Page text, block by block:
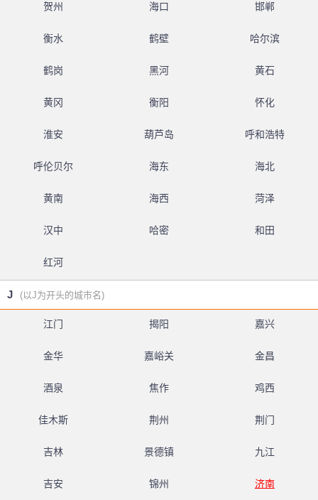
贺州 海口 邯郸
衡水 鹤壁 哈尔滨
鹤岗 黑河 黄石
黄冈 衡阳 怀化
淮安 葫芦岛 呼和浩特
呼伦贝尔 海东 海北
黄南 海西 菏泽
汉中 哈密 和田
红河
J (以J为开头的城市名)
江门 揭阳 嘉兴
金华 嘉峪关 金昌
酒泉 焦作 鸡西
佳木斯 荆州 荆门
吉林 景德镇 九江
吉安 锦州 济南